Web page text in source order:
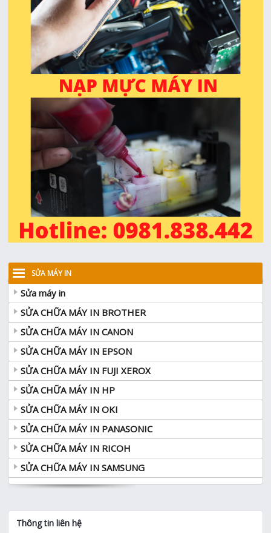
SỬA MÁY IN
Sửa máy in
SỬA CHỮA MÁY IN BROTHER
SỬA CHỮA MÁY IN CANON
SỬA CHỮA MÁY IN EPSON
SỬA CHỮA MÁY IN FUJI XEROX
SỬA CHỮA MÁY IN HP
SỬA CHỮA MÁY IN OKI
SỬA CHỮA MÁY IN PANASONIC
SỬA CHỮA MÁY IN RICOH
SỬA CHỮA MÁY IN SAMSUNG
Thông tin liên hệ